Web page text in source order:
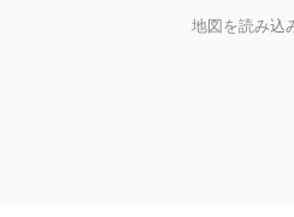
地図を読み込